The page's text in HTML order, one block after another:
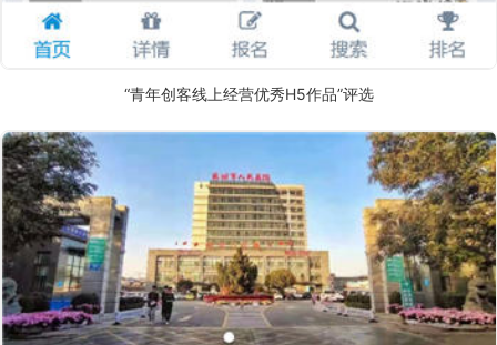
“青年创客线上经营优秀H5作品”评选